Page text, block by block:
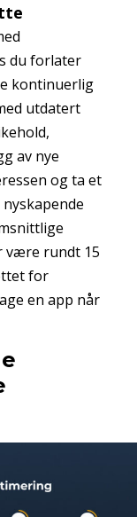
du forlater
kontinuerlig
utdatert
av nye
og ta et
være rundt 15
for
en app når